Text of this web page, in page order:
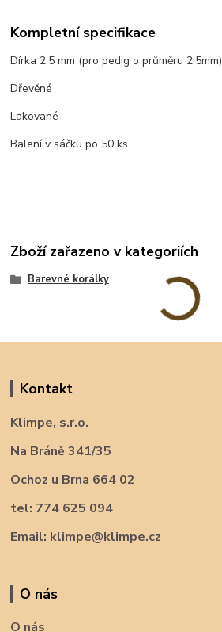
Kompletní specifikace
Dírka 2,5 mm (pro pedig o průměru 2,5mm)
Dřevěné
Lakované
Balení v sáčku po 50 ks
Zboží zařazeno v kategoriích
Barevné korálky
Kontakt
Klimpe, s.r.o.
Na Bráně 341/35
Ochoz u Brna 664 02
tel: 774 625 094
Email: klimpe@klimpe.cz
O nás
O nás